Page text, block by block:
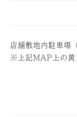
店舗敷地内駐車場
※上記MAP上の黄